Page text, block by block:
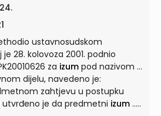
PK20010626 za izum pod nazivom ...
navedeno je:
potpunog ispitivanja utvrđeno je da predmetni izum ...